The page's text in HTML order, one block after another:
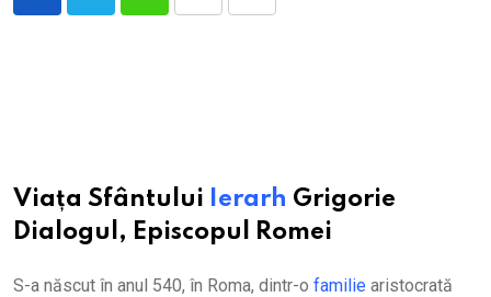
Viața Sfântului Ierarh Grigorie
Dialogul, Episcopul Romei
S-a născut în anul 540, în Roma, dintr-o familie aristocrată